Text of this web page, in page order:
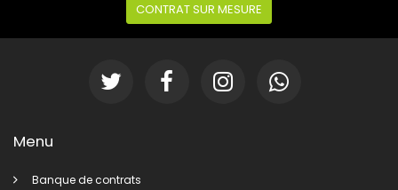
CONTRAT SUR MESURE
Menu
Banque de contrats